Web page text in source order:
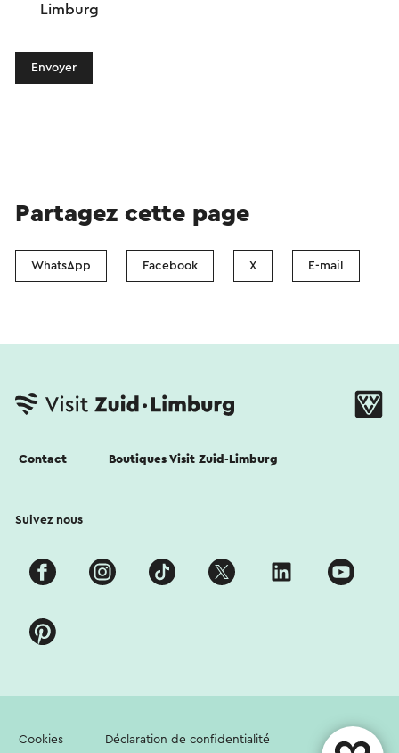
Limburg
Envoyer
Partagez cette page
WhatsApp Facebook X E-mail
Contact Boutiques Visit Zuid-Limburg
Suivez nous
Cookies Déclaration de confidentialité